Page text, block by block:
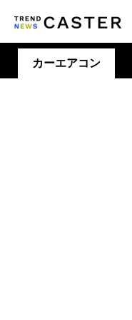
カーエアコン